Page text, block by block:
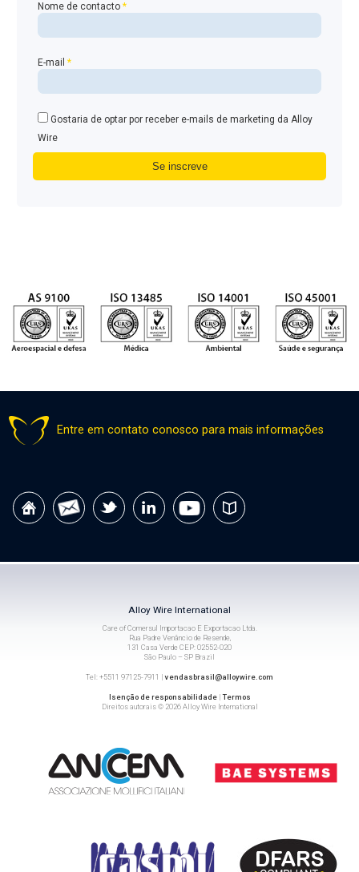
Nome de contacto*
E-mail*
Gostaria de optar por receber e-mails de marketing da Alloy
Wire
Entre em contato conosco para mais informações
Alloy Wire International
Care of Comersul Importacao E Exportacao Ltda.
Rua Padre Venâncio de Resende,
131 Casa Verde CEP: 02552-020
São Paulo – SP Brazil
Tel: +5511 97125-7911 |vendasbrasil@alloywire.com
Isenção de responsabilidade|Termos
Direitos autorais © 2026 Alloy Wire International